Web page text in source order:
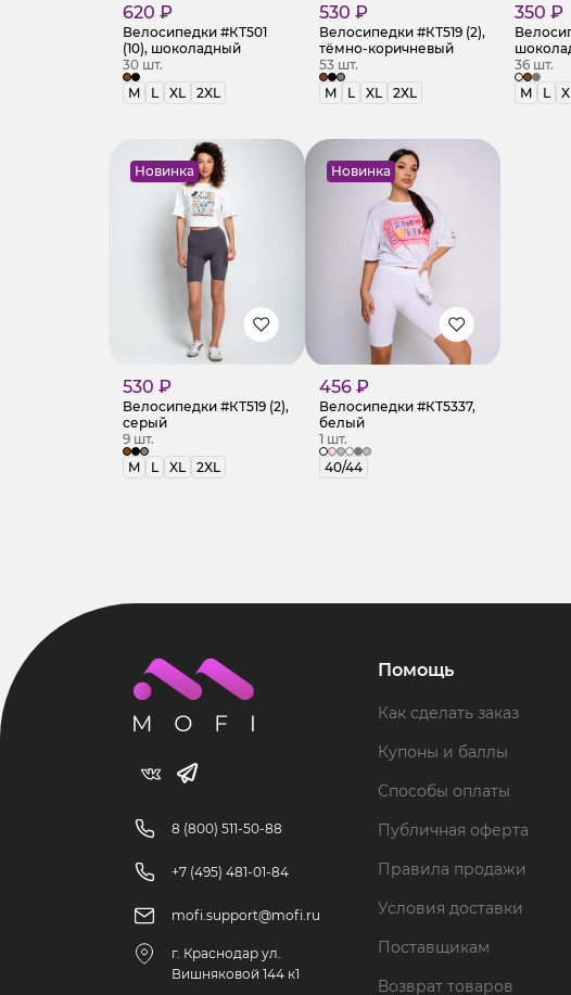
620 ₽
Велосипедки #КТ501
(10), шоколадный
30 шт.
M
L XL 2XL
530 ₽
Велосипедки #КТ519 (2),
тёмно-коричневый
53 шт.
M
L XL 2XL
350 ₽
36 шт.
M
L
Новинка
530 ₽
Велосипедки #КТ519 (2),
серый
9 шт.
M
L XL 2XL
Новинка
456 ₽
Велосипедки #КТ5337,
белый
1 шт.
40/44
8 (800) 511-50-88
+7 (495) 481-01-84
mofi.support@mofi.ru
г. Краснодар ул.
Вишняковой 144 к1
Помощь
Как сделать заказ
Купоны и баллы
Способы оплаты
Публичная оферта
Правила продажи
Условия доставки
Поставщикам
Возврат товаров